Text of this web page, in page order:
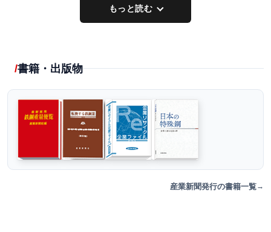
もっと読む
書籍・出版物
産業新聞発行の書籍一覧